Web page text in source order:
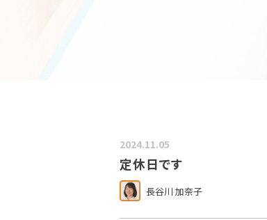
2024.11.05
定休日です
長谷川 加奈子